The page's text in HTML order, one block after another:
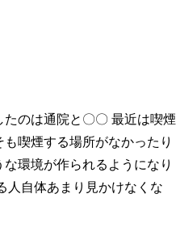
のは通院と〇〇 最近は喫煙
喫煙する場所がなかったり
環境が作られるようになり
人自体あまり見かけなくな